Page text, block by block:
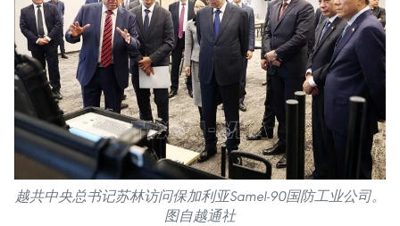
越共中央总书记苏林访问保加利亚Samel-90国防工业公司。
图自越通社